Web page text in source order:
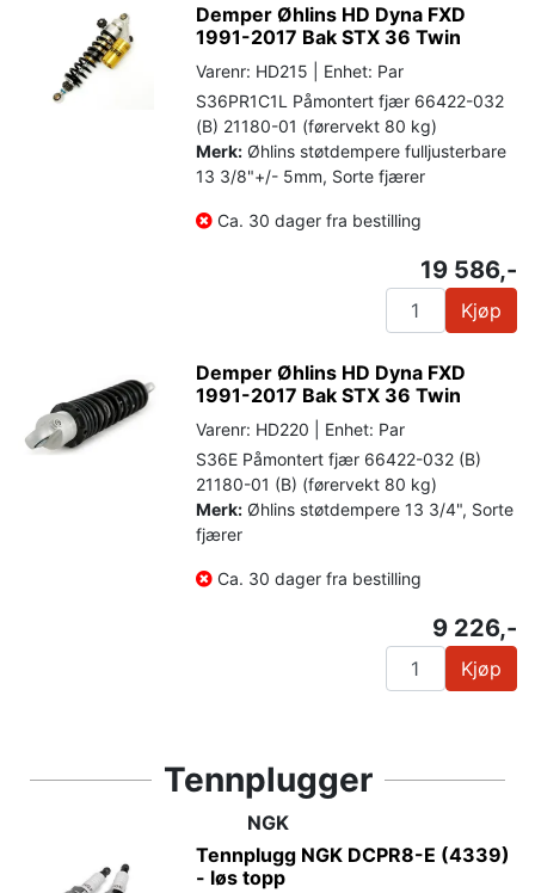
Demper Øhlins HD Dyna FXD
1991-2017 Bak STX 36 Twin
Varenr: HD215 | Enhet: Par
S36PR1C1L Påmontert fjær 66422-032
(B) 21180-01 (førervekt 80 kg)
Merk: Øhlins støtdempere fulljusterbare
13 3/8"+/- 5mm, Sorte fjærer
Ca. 30 dager fra bestilling
19 586,-
Kjøp
Demper Øhlins HD Dyna FXD
1991-2017 Bak STX 36 Twin
Varenr: HD220 | Enhet: Par
S36E Påmontert fjær 66422-032 (B)
21180-01 (B) (førervekt 80 kg)
Merk: Øhlins støtdempere 13 3/4", Sorte
fjærer
Ca. 30 dager fra bestilling
9 226,-
Kjøp
Tennplugger
NGK
Tennplugg NGK DCPR8-E (4339)
- løs topp